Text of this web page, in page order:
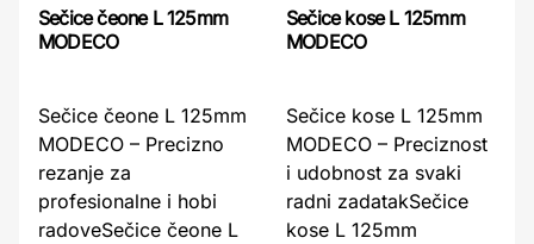
Sečice čeone L 125mm
MODECO
Sečice čeone L 125mm
MODECO – Precizno
rezanje za
profesionalne i hobi
radoveSečice čeone L
Sečice kose L 125mm
MODECO
Sečice kose L 125mm
MODECO – Preciznost
i udobnost za svaki
radni zadatakSečice
kose L 125mm